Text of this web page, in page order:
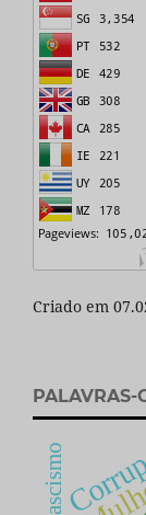
Criado em
PALAVRAS-
Fascismo